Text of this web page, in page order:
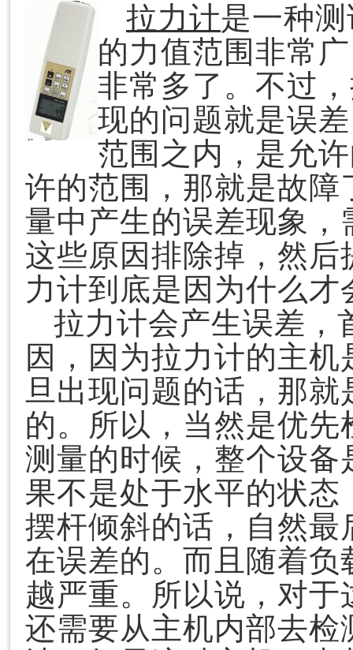
拉力计是一种
的力值范围非常
非常多了。不过
现的问题就是误
范围之内，是允
许的范围，那就是故
量中产生的误差现象
这些原因排除掉，然
力计到底是因为什么
拉力计会产生误差，
因，因为拉力计的主
旦出现问题的话，那
的。所以，当然是优
测量的时候，整个设
果不是处于水平的状
摆杆倾斜的话，自然
在误差的。而且随着
越严重。所以说，对
还需要从主机内部去